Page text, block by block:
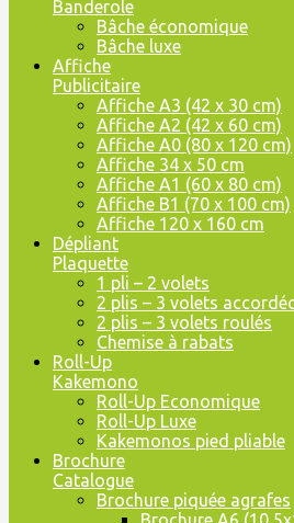
Banderole
Bâche économique
Bâche luxe
Affiche
Publicitaire
Affiche A3 (42 x 30 cm)
Affiche A2 (42 x 60 cm)
Affiche A0 (80 x 120 cm)
Affiche 34 x 50 cm
Affiche A1 (60 x 80 cm)
Affiche B1 (70 x 100 cm)
Affiche 120 x 160 cm
Dépliant
Plaquette
1 pli – 2 volets
2 plis – 3 volets
2 plis – 3 volets roulés
Chemise à rabats
Roll-Up
Kakemono
Roll-Up Economique
Roll-Up Luxe
Kakemonos pied pliable
Brochure
Catalogue
Brochure piquée agrafes